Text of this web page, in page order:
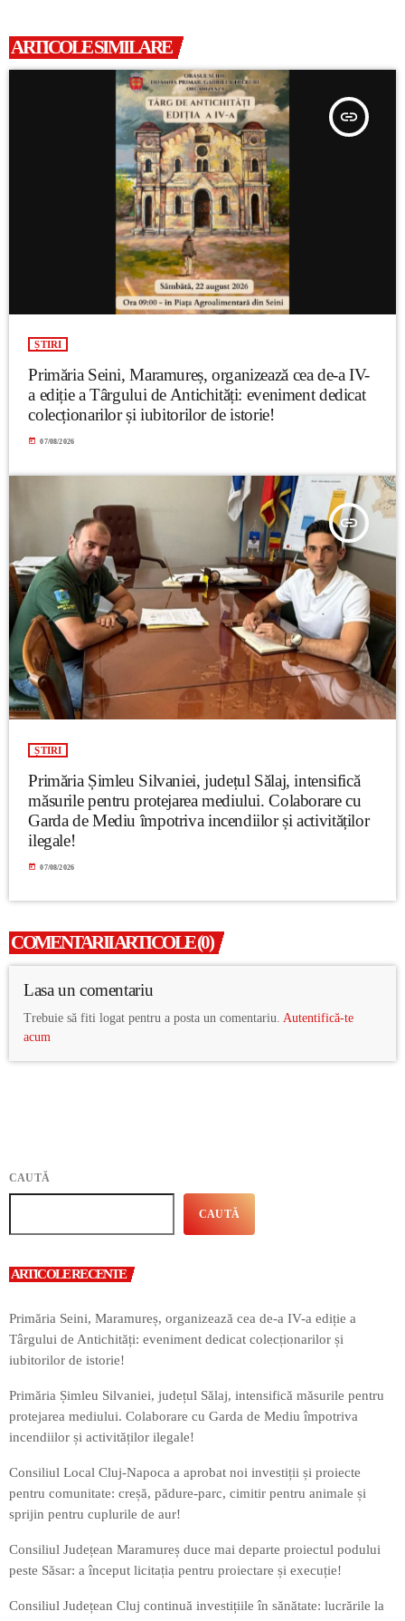
ARTICOLE SIMILARE
insert_link
ȘTIRI
Primăria Seini, Maramureș, organizează cea de-a IV-
a ediție a Târgului de Antichități: eveniment dedicat
colecționarilor și iubitorilor de istorie!
today 07/08/2026
insert_link
ȘTIRI
Primăria Șimleu Silvaniei, județul Sălaj, intensifică
măsurile pentru protejarea mediului. Colaborare cu
Garda de Mediu împotriva incendiilor și activităților
ilegale!
today 07/08/2026
COMENTARII ARTICOLE (0)
Lasa un comentariu
Trebuie să fiti logat pentru a posta un comentariu. Autentifică-te
acum
CAUTĂ
CAUTĂ
ARTICOLE RECENTE
Primăria Seini, Maramureș, organizează cea de-a IV-a ediție a
Târgului de Antichități: eveniment dedicat colecționarilor și
iubitorilor de istorie!
Primăria Șimleu Silvaniei, județul Sălaj, intensifică măsurile pentru
protejarea mediului. Colaborare cu Garda de Mediu împotriva
incendiilor și activităților ilegale!
Consiliul Local Cluj-Napoca a aprobat noi investiții și proiecte
pentru comunitate: creșă, pădure-parc, cimitir pentru animale și
sprijin pentru cuplurile de aur!
Consiliul Județean Maramureș duce mai departe proiectul podului
peste Săsar: a început licitația pentru proiectare și execuție!
Consiliul Județean Cluj continuă investițiile în sănătate: lucrările la